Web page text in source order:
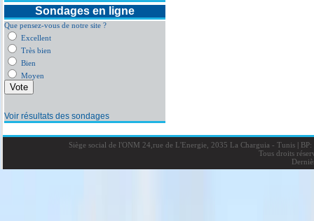
Sondages en ligne
Que pensez-vous de notre site ?
Excellent
Très bien
Bien
Moyen
Voir résultats des sondages
Siège social de l'ONM 24,rue de L'Energie, 2035 La Charguia - Tunis |BP:
Tous droits